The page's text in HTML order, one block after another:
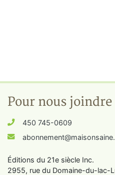
Pour nous joindre
450 745-0609
Éditions du 21e siècle Inc.
2955, rue du Domaine-du-lac-